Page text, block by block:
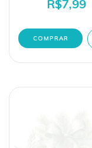
R$7,99